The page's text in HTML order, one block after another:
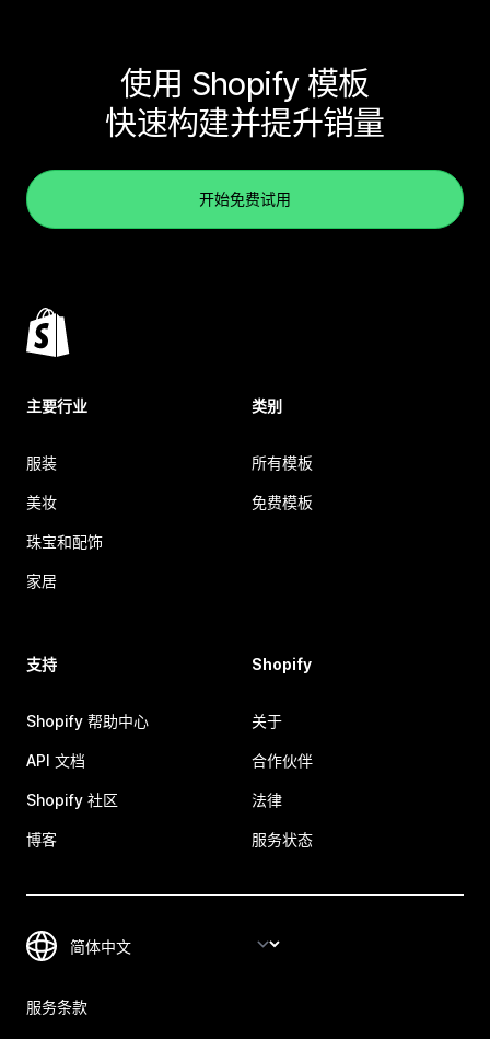
使用 Shopify 模板
快速构建并提升销量
开始免费试用
主要行业
服装
美妆
珠宝和配饰
家居
类别
所有模板
免费模板
支持
Shopify 帮助中心
API 文档
Shopify 社区
博客
Shopify
关于
合作伙伴
法律
服务状态
服务条款